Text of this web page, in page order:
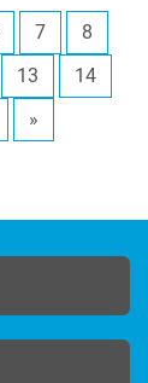
7
8
13
14
»